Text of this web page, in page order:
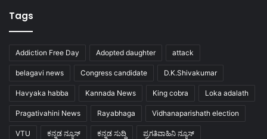
Tags
Addiction Free Day Adopted daughter attack
belagavi news Congress candidate D.K.Shivakumar
Havyaka habba Kannada News King cobra Loka adalath
Pragativahini News Rayabhaga Vidhanaparishath election
VTU ಕನ್ನಡ ನ್ಯೂಸ್ ಕನ್ನಡ ಸುದ್ದಿ ಪ್ರಗತಿವಾಹಿನಿ ನ್ಯೂಸ್